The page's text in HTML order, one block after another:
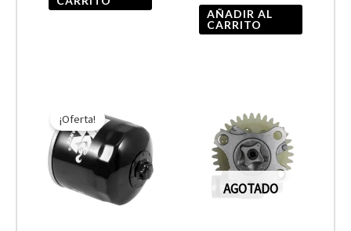
AÑADIR AL
CARRITO
¡Oferta!
precio
original
era:
$10.890.
actual
es:
$5.445.
AGOTADO